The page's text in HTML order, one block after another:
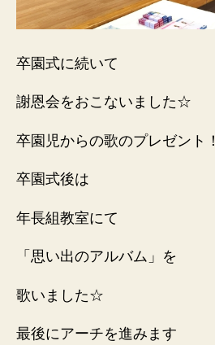
卒園式に続いて
謝恩会をおこないました☆
卒園児からの歌のプレゼント！
卒園式後は
年長組教室にて
「思い出のアルバム」を
歌いました☆
最後にアーチを進みます